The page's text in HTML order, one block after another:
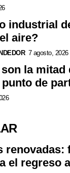
industrial
aire?
7 agosto, 2026
la mitad
de
renovadas:
el regreso